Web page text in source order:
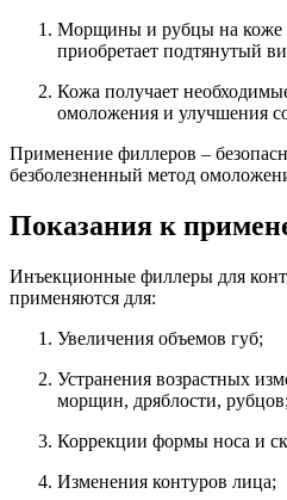
Морщины и рубцы на коже
приобретает подтянутый
Кожа получает
омоложения и улучшения
Применение филлеров –
безболезненный метод
Показания к
Инъекционные филлеры для
применяются для:
Увеличения объемов губ;
Устранения возрастных
морщин, дряблости, рубцов;
Коррекции формы носа и
Изменения контуров лица;